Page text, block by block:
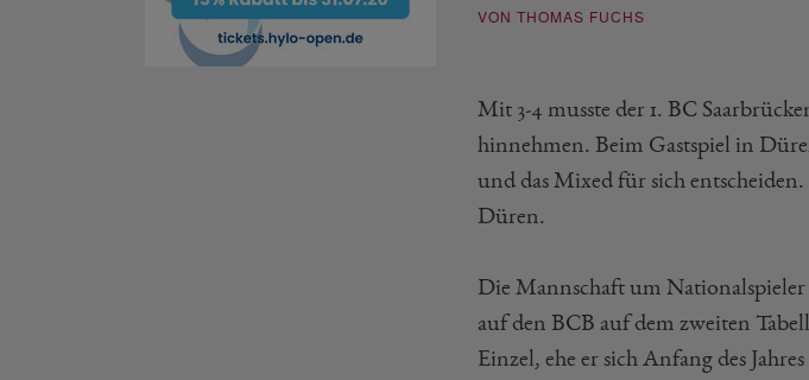
VON THOMAS FUCHS
Mit 3-4 musste der 1. BC
hinnehmen. Beim Gastspiel in
und das Mixed für sich
Düren.
Die Mannschaft um Nationalspieler
auf den BCB auf dem zweiten
Einzel, ehe er sich Anfang des